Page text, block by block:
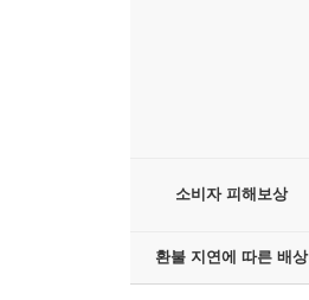
소비자 피해보상
환불 지연에 따른 배상